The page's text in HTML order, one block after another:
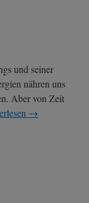
und seiner
nähren uns
Aber von Zeit
→